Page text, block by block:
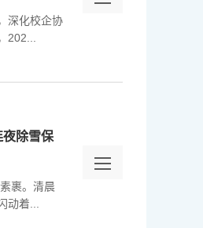
深化校企协
202...
除雪保
裹。清晨
动着...